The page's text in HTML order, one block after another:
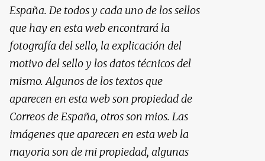
España. De todos y cada uno de los sellos
que hay en esta web encontrará la
fotografía del sello, la explicación del
motivo del sello y los datos técnicos del
mismo. Algunos de los textos que
aparecen en esta web son propiedad de
Correos de España, otros son mios. Las
imágenes que aparecen en esta web la
mayoria son de mi propiedad, algunas